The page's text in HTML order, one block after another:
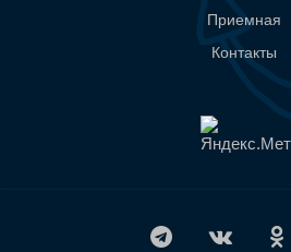
Приемная
Контакты